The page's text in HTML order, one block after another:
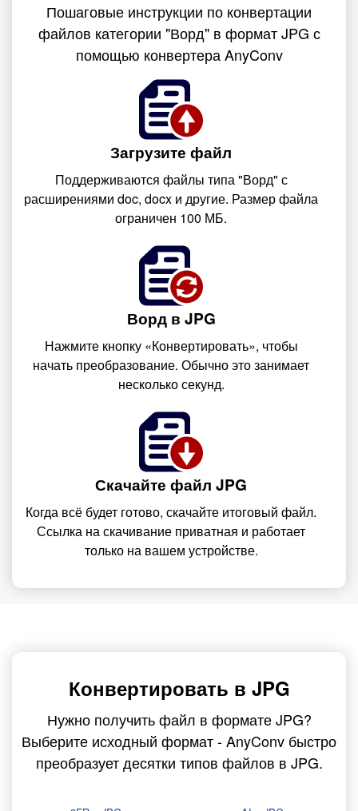
Пошаговые инструкции по конвертации
файлов категории "Ворд" в формат JPG с
помощью конвертера AnyConv
Загрузите файл
Поддерживаются файлы типа "Ворд" с
расширениями doc, docx и другие. Размер файла
ограничен 100 МБ.
Ворд в JPG
Нажмите кнопку «Конвертировать», чтобы
начать преобразование. Обычно это занимает
несколько секунд.
Скачайте файл JPG
Когда всё будет готово, скачайте итоговый файл.
Ссылка на скачивание приватная и работает
только на вашем устройстве.
Конвертировать в JPG
Нужно получить файл в формате JPG?
Выберите исходный формат - AnyConv быстро
преобразует десятки типов файлов в JPG.